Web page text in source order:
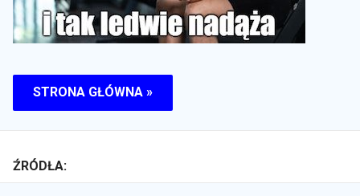
STRONA GŁÓWNA »
ŹRÓDŁA: